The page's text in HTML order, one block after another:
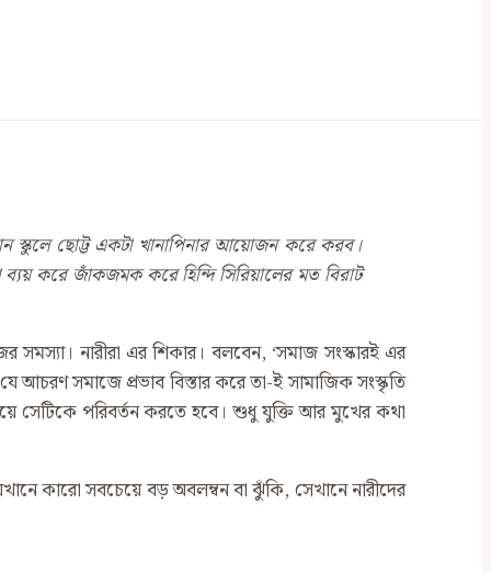
স্কুলে ছোট্ট একটা খানাপিনার আয়োজন করে করব।
করে জাঁকজমক করে হিন্দি সিরিয়ালের মত বিরাট
নারীরা এর শিকার। বলবেন, ‘সমাজ সংস্কারই এর
সমাজে প্রভাব বিস্তার করে তা-ই সামাজিক সংস্কৃতি
সেটিকে পরিবর্তন করতে হবে। শুধু যুক্তি আর মুখের কথা
কারো সবচেয়ে বড় অবলম্বন বা ঝুঁকি, সেখানে নারীদের